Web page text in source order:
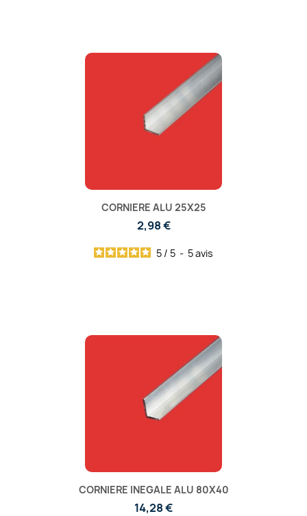
CORNIERE ALU 25X25
2,98 €
5 / 5 - 5avis
CORNIERE INEGALE ALU 80X40
14,28 €